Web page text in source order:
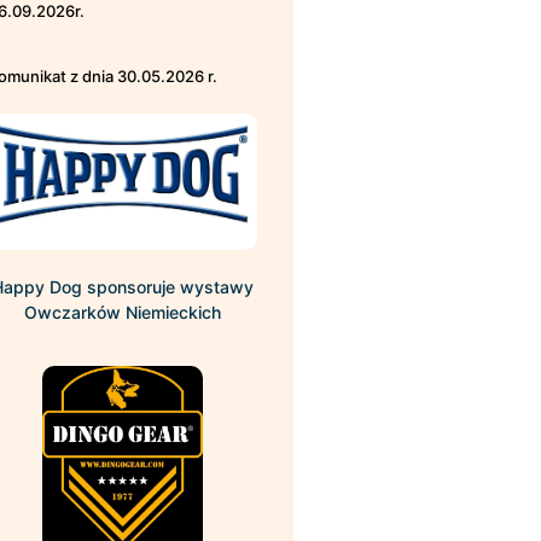
z dnia 30.05.2026 r.
Dog sponsoruje wystawy
Owczarków Niemieckich